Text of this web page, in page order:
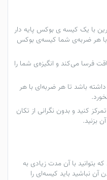
با یک کیسه ی بوکس پایه دار
با هر ضربه‌ی شما کیسه‌ی بوکس
فرسا می‌کند و انگیزه‌ی شما را
باشد تا هر ضربه‌ای با هر
کنید و بدون نگرانی از تکان
بزنید.
بتوانید با آن مدت زیادی به
آن نباشید باید کیسه‌ای را